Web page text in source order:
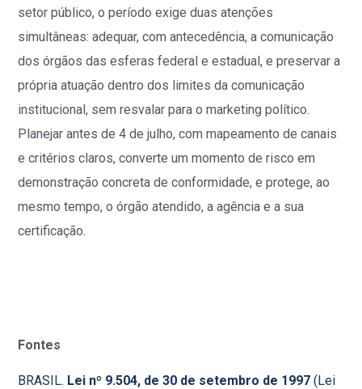
setor público, o período exige duas atenções
simultâneas: adequar, com antecedência, a comunicação
dos órgãos das esferas federal e estadual, e preservar a
própria atuação dentro dos limites da comunicação
institucional, sem resvalar para o marketing político.
Planejar antes de 4 de julho, com mapeamento de canais
e critérios claros, converte um momento de risco em
demonstração concreta de conformidade, e protege, ao
mesmo tempo, o órgão atendido, a agência e a sua
certificação.
Fontes
BRASIL. Lei nº 9.504, de 30 de setembro de 1997 (Lei